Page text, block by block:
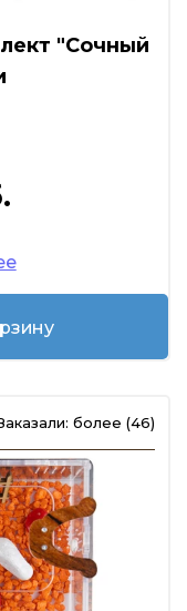
"Сочный
более (46)